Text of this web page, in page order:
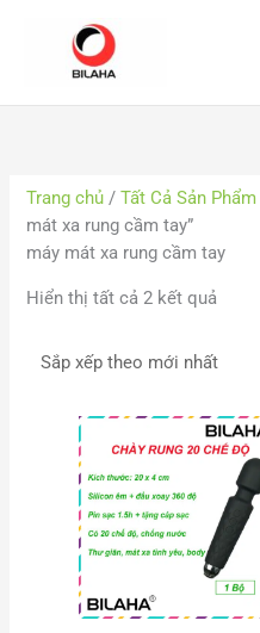
Trang chủ /Tất Cả Sản Phẩm
mát xa rung cầm tay”
máy mát xa rung cầm tay
Hiển thị tất cả 2 kết quả
theo
nhất